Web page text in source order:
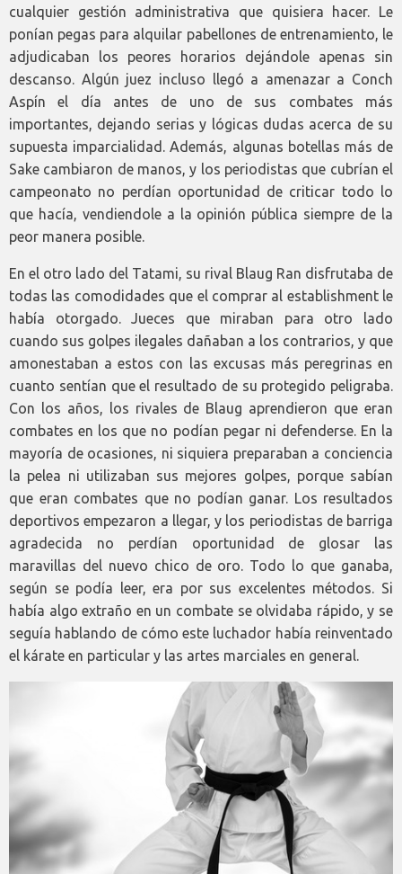
cualquier gestión administrativa que quisiera hacer. Le
ponían pegas para alquilar pabellones de entrenamiento, le
adjudicaban los peores horarios dejándole apenas sin
descanso. Algún juez incluso llegó a amenazar a Conch
Aspín el día antes de uno de sus combates más
importantes, dejando serias y lógicas dudas acerca de su
supuesta imparcialidad. Además, algunas botellas más de
Sake cambiaron de manos, y los periodistas que cubrían el
campeonato no perdían oportunidad de criticar todo lo
que hacía, vendiendole a la opinión pública siempre de la
peor manera posible.
En el otro lado del Tatami, su rival Blaug Ran disfrutaba de
todas las comodidades que el comprar al establishment le
había otorgado. Jueces que miraban para otro lado
cuando sus golpes ilegales dañaban a los contrarios, y que
amonestaban a estos con las excusas más peregrinas en
cuanto sentían que el resultado de su protegido peligraba.
Con los años, los rivales de Blaug aprendieron que eran
combates en los que no podían pegar ni defenderse. En la
mayoría de ocasiones, ni siquiera preparaban a conciencia
la pelea ni utilizaban sus mejores golpes, porque sabían
que eran combates que no podían ganar. Los resultados
deportivos empezaron a llegar, y los periodistas de barriga
agradecida no perdían oportunidad de glosar las
maravillas del nuevo chico de oro. Todo lo que ganaba,
según se podía leer, era por sus excelentes métodos. Si
había algo extraño en un combate se olvidaba rápido, y se
seguía hablando de cómo este luchador había reinventado
el kárate en particular y las artes marciales en general.